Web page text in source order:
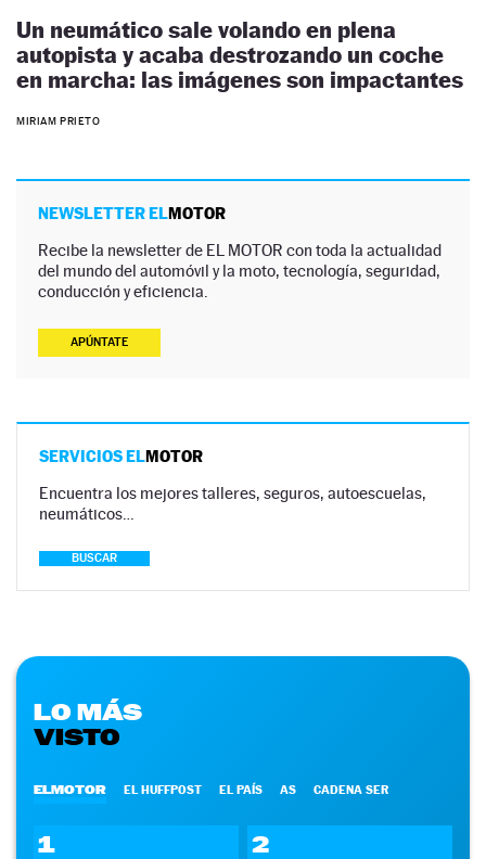
Un neumático sale volando en plena
autopista y acaba destrozando un coche
en marcha: las imágenes son impactantes
MIRIAM PRIETO
NEWSLETTER ELMOTOR
Recibe la newsletter de EL MOTOR con toda la actualidad
del mundo del automóvil y la moto, tecnología, seguridad,
conducción y eficiencia.
APÚNTATE
SERVICIOS ELMOTOR
Encuentra los mejores talleres, seguros, autoescuelas,
neumáticos…
BUSCAR
LO MÁS
VISTO
ELMOTOR EL HUFFPOST EL PAÍS AS CADENA SER
1 2